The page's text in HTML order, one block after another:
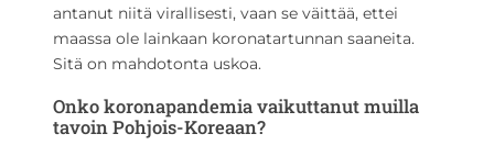
antanut niitä virallisesti, vaan se väittää, ettei
maassa ole lainkaan koronatartunnan saaneita.
Sitä on mahdotonta uskoa.
Onko koronapandemia vaikuttanut muilla
tavoin Pohjois-Koreaan?